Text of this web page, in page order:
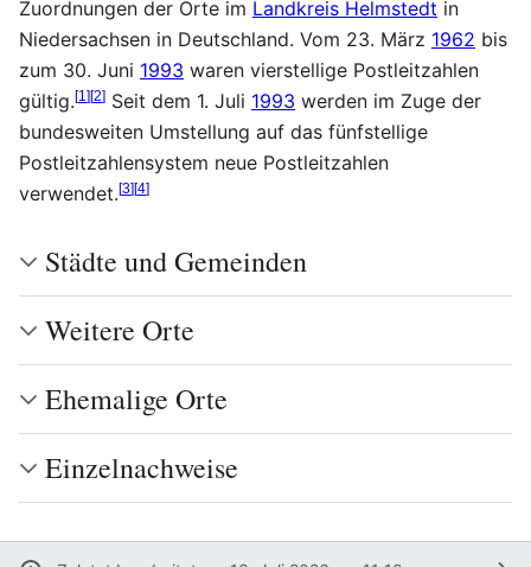
Zuordnungen der Orte im Landkreis Helmstedt in
Niedersachsen in Deutschland. Vom 23. März 1962 bis
zum 30. Juni 1993 waren vierstellige Postleitzahlen
gültig.[1 ][2] Seit dem 1. Juli 1993 werden im Zuge der
bundesweiten Umstellung auf das fünfstellige
Postleitzahlensystem neue Postleitzahlen
verwendet.[3][4]
Städte und Gemeinden
Weitere Orte
Ehemalige Orte
Einzelnachweise